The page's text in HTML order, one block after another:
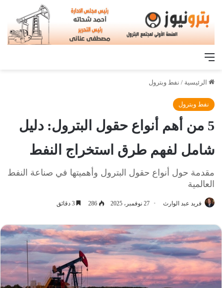
القائمة
الرئيسية / نفط وبترول
نفط وبترول
5 من أهم أنواع حقول البترول: دليل
شامل لفهم طرق استخراج النفط
مقدمة حول أنواع حقول البترول وأهميتها في صناعة النفط
العالمية
فريد عبد الوارث 27 نوفمبر، 2025 286